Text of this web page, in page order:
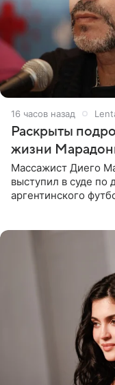
16 часов назад
Раскрыты
жизни
Массажист Диего
выступил в суде по
аргентинского